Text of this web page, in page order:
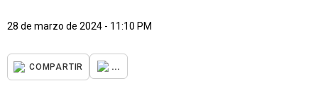
28 de marzo de 2024 - 11:10 PM
COMPARTIR ...